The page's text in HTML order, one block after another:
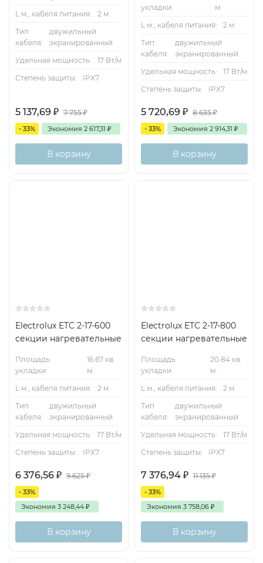
L м., кабеля питания:
2 м
Тип
кабеля:
двужильный
экранированный
Удельная мощность:
17 Вт/м
Степень защиты:
IPX7
5 137,69 ₽ 7 755₽
- 33% Экономия 2 617,31 ₽
В корзину
укладки:
м.
L м., кабеля питания:
2 м
Тип
кабеля:
двужильный
экранированный
Удельная мощность:
17 Вт/м
Степень защиты:
IPX7
5 720,69 ₽ 8 635₽
- 33% Экономия 2 914,31 ₽
В корзину
Electrolux ETC 2-17-600
секции нагревательные
Площадь
укладки:
16.67 кв.
м.
L м., кабеля питания:
2 м
Тип
кабеля:
двужильный
экранированный
Удельная мощность:
17 Вт/м
Степень защиты:
IPX7
6 376,56 ₽ 9 625₽
- 33%
Экономия 3 248,44 ₽
В корзину
Electrolux ETC 2-17-800
секции нагревательные
Площадь
укладки:
20.84 кв.
м.
L м., кабеля питания:
2 м
Тип
кабеля:
двужильный
экранированный
Удельная мощность:
17 Вт/м
Степень защиты:
IPX7
7 376,94 ₽ 11 135₽
- 33%
Экономия 3 758,06 ₽
В корзину